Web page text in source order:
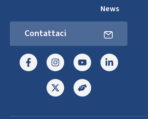
News
Contattaci